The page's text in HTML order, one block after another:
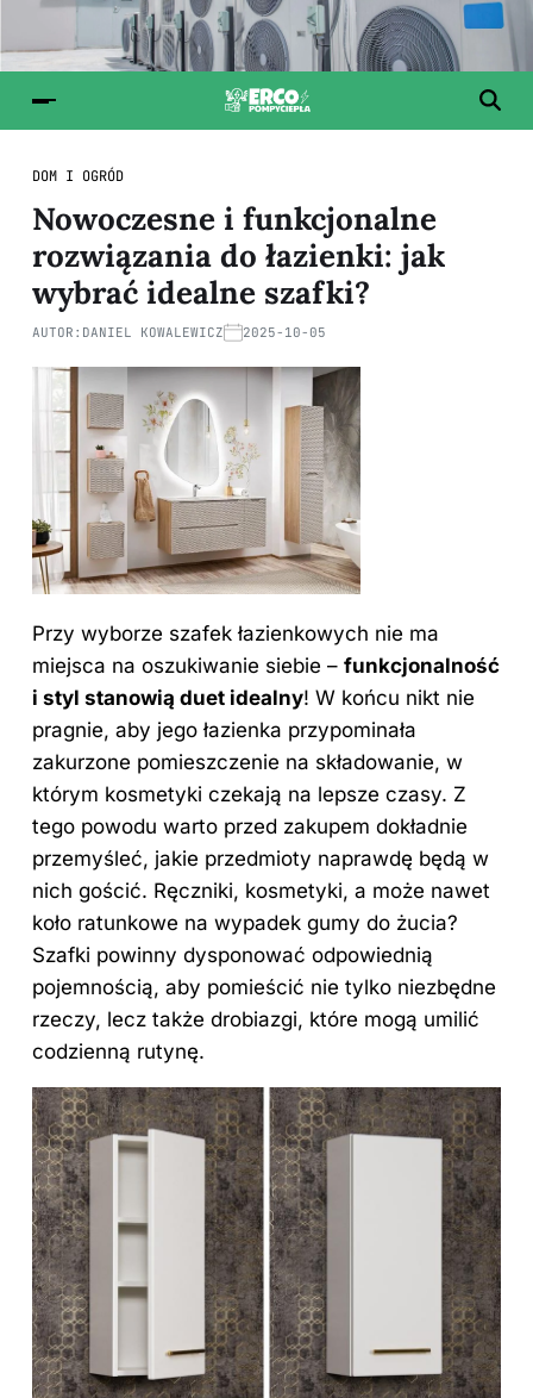
DOM I OGRÓD
Nowoczesne i funkcjonalne
rozwiązania do łazienki: jak
wybrać idealne szafki?
AUTOR: DANIEL KOWALEWICZ 2025-10-05
Przy wyborze szafek łazienkowych nie ma
miejsca na oszukiwanie siebie – funkcjonalność
i styl stanowią duet idealny! W końcu nikt nie
pragnie, aby jego łazienka przypominała
zakurzone pomieszczenie na składowanie, w
którym kosmetyki czekają na lepsze czasy. Z
tego powodu warto przed zakupem dokładnie
przemyśleć, jakie przedmioty naprawdę będą w
nich gościć. Ręczniki, kosmetyki, a może nawet
koło ratunkowe na wypadek gumy do żucia?
Szafki powinny dysponować odpowiednią
pojemnością, aby pomieścić nie tylko niezbędne
rzeczy, lecz także drobiazgi, które mogą umilić
codzienną rutynę.